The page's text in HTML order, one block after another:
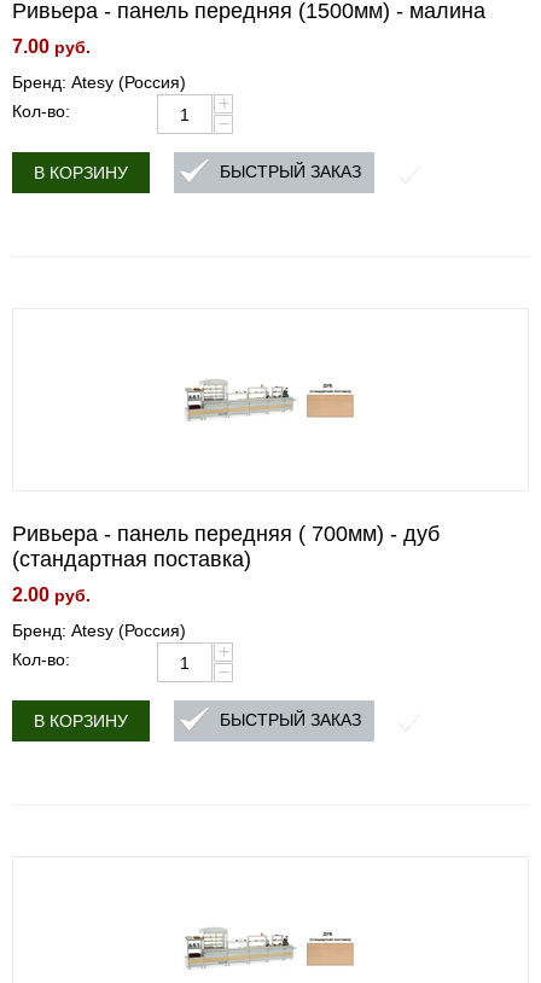
Ривьера - панель передняя (1500мм) - малина
7.00 руб.
Бренд: Atesy (Россия)
Кол-во:
+
−
В КОРЗИНУ БЫСТРЫЙ ЗАКАЗ
Ривьера - панель передняя ( 700мм) - дуб
(стандартная поставка)
2.00 руб.
Бренд: Atesy (Россия)
Кол-во:
+
−
В КОРЗИНУ БЫСТРЫЙ ЗАКАЗ